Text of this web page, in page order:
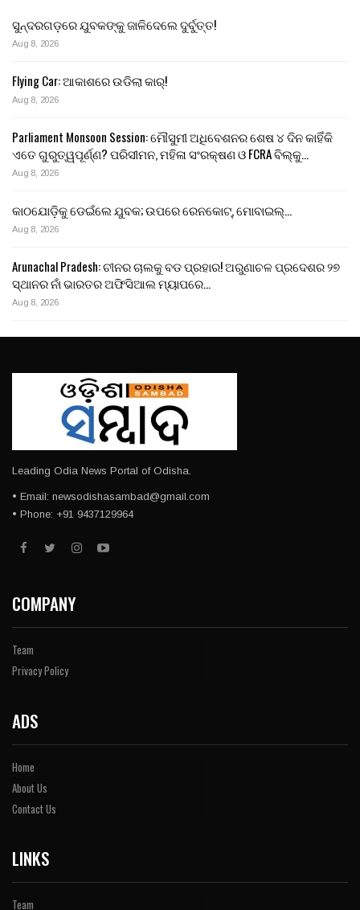
ସୁନ୍ଦରଗଡ଼ରେ ଯୁବକଙ୍କୁ ଜାଳିଦେଲେ ଦୁର୍ବୁତ୍ତ!
Aug 8, 2026
Flying Car: ଆକାଶରେ ଉଡିଲା କାର୍!
Aug 8, 2026
Parliament Monsoon Session: ମୌସୁମୀ ଅଧିବେଶନର ଶେଷ ୪ ଦିନ କାହିଁକି
ଏତେ ଗୁରୁତ୍ୱପୂର୍ଣ୍ଣ? ପରିସୀମନ, ମହିଳା ସଂରକ୍ଷଣ ଓ FCRA ବିଲ୍‌କୁ…
Aug 8, 2026
କାଠଯୋଡ଼ିକୁ ଡେଇଁଲେ ଯୁବକ; ଉପରେ ରେନକୋଟ୍, ମୋବାଇଲ୍…
Aug 8, 2026
Arunachal Pradesh: ଚୀନର ଚାଲକୁ ବଡ ପ୍ରହାର! ଅରୁଣାଚଳ ପ୍ରଦେଶର ୨୭
ସ୍ଥାନର ନାଁ ଭାରତର ଅଫିସିଆଲ ମ୍ୟାପରେ…
Aug 8, 2026
Leading Odia News Portal of Odisha.
• Email: newsodishasambad@gmail.com
• Phone: +91 9437129964
COMPANY
Team
Privacy Policy
ADS
Home
About Us
Contact Us
LINKS
Team